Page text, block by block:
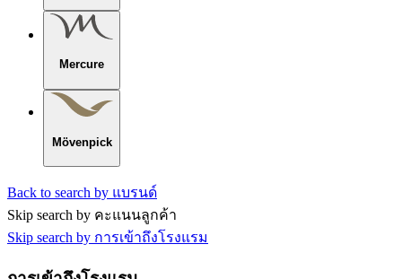
Mercure
Mövenpick
Back to search by แบรนด์
Skip search by คะแนนลูกค้า
Skip search by การเข้าถึงโรงแรม